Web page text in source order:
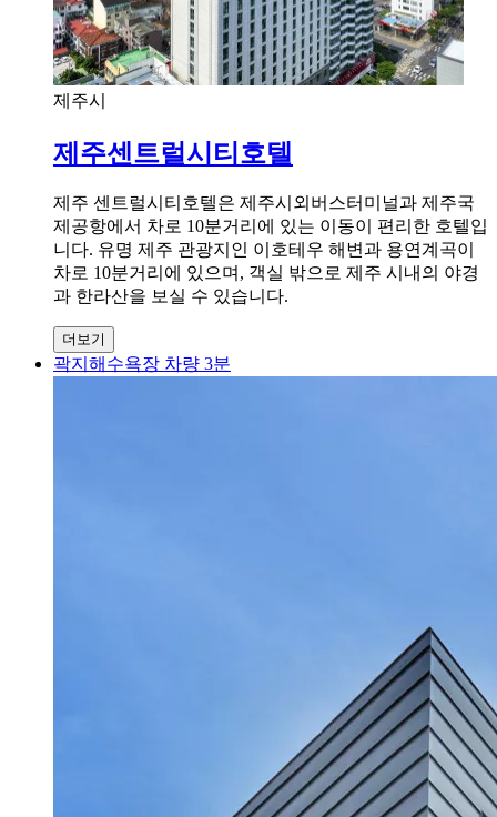
제주시
제주센트럴시티호텔
제주 센트럴시티호텔은 제주시외버스터미널과 제주국
제공항에서 차로 10분거리에 있는 이동이 편리한 호텔입
니다. 유명 제주 관광지인 이호테우 해변과 용연계곡이
차로 10분거리에 있으며, 객실 밖으로 제주 시내의 야경
과 한라산을 보실 수 있습니다.
더보기
곽지해수욕장 차량 3분